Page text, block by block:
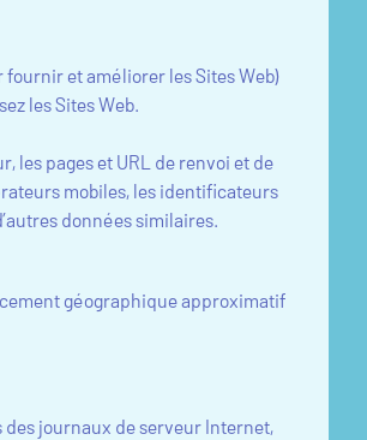
et améliorer les Sites Web)
les Sites Web.
les pages et URL de renvoi et de
mobiles, les identificateurs
données similaires.
géographique approximatif
journaux de serveur Internet,